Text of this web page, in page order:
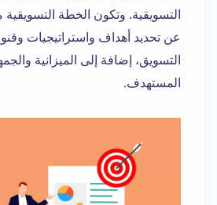
التسويقية. وتكون الخطة
عن تحديد أهداف واستراتيجيات
التسويق، إضافة إلى الميزانية
المستهدف.